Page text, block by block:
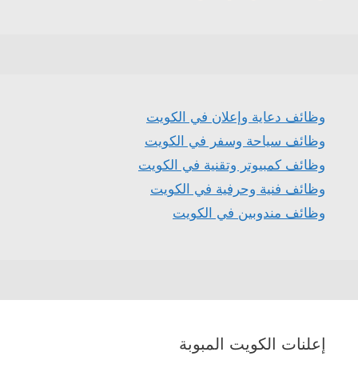
وظائف دعاية وإعلان في الكويت
وظائف سياحة وسفر في الكويت
وظائف كمبيوتر وتقنية في الكويت
وظائف فنية وحرفية في الكويت
وظائف مندوبين في الكويت
إعلنات الكويت المبوبة